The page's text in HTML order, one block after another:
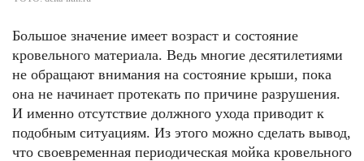
Большое значение имеет возраст и состояние
кровельного материала. Ведь многие десятилетиями
не обращают внимания на состояние крыши, пока
она не начинает протекать по причине разрушения.
И именно отсутствие должного ухода приводит к
подобным ситуациям. Из этого можно сделать вывод,
что своевременная периодическая мойка кровельного